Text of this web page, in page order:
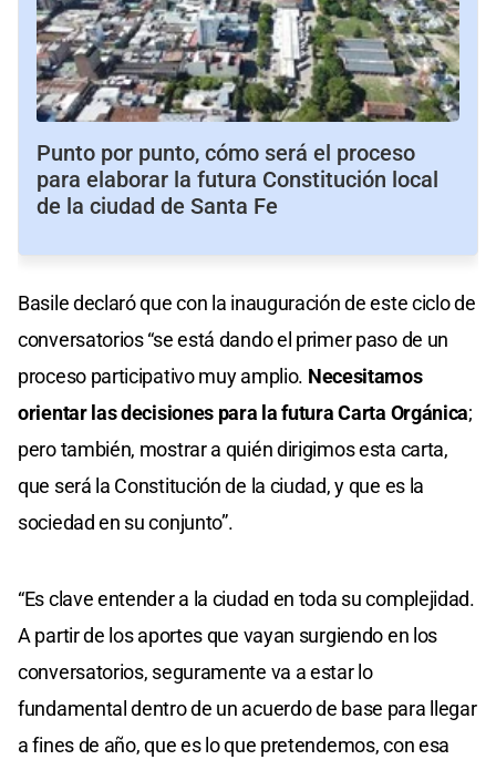
Punto por punto, cómo será el proceso
para elaborar la futura Constitución local
de la ciudad de Santa Fe
Basile declaró que con la inauguración de este ciclo de
conversatorios “se está dando el primer paso de un
proceso participativo muy amplio. Necesitamos
orientar las decisiones para la futura Carta Orgánica;
pero también, mostrar a quién dirigimos esta carta,
que será la Constitución de la ciudad, y que es la
sociedad en su conjunto”.
“Es clave entender a la ciudad en toda su complejidad.
A partir de los aportes que vayan surgiendo en los
conversatorios, seguramente va a estar lo
fundamental dentro de un acuerdo de base para llegar
a fines de año, que es lo que pretendemos, con esa